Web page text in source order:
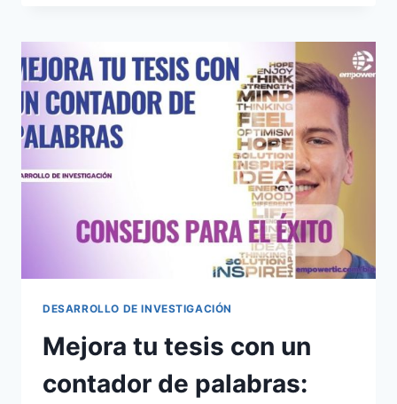
DESARROLLO DE INVESTIGACIÓN
Mejora tu tesis con un
contador de palabras: